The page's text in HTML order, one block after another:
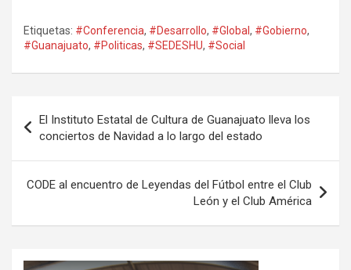
Etiquetas: #Conferencia, #Desarrollo, #Global , #Gobierno,
#Guanajuato, #Politicas, #SEDESHU, #Social
de
entradas
El Instituto Estatal de Cultura de Guanajuato lleva los
conciertos de Navidad a lo largo del estado
CODE al encuentro de Leyendas del Fútbol entre el Club
León y el Club América